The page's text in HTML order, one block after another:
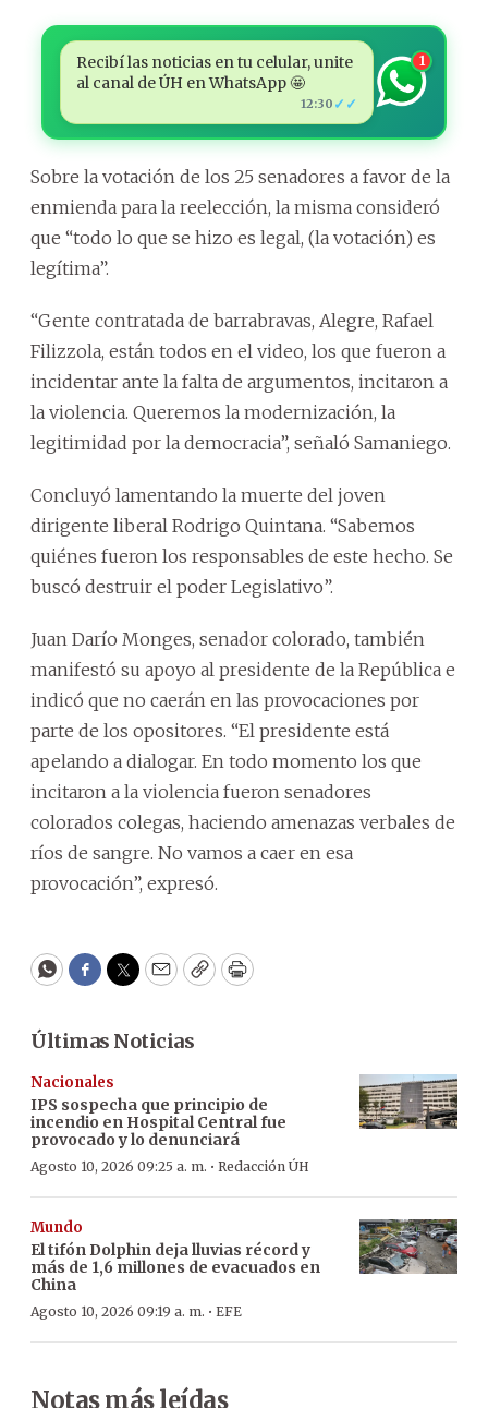
Recibí las noticias en tu celular, unite
al canal de ÚH en WhatsApp 🤩
12:30 ✓✓
1
Sobre la votación de los 25 senadores a favor de la
enmienda para la reelección, la misma consideró
que “todo lo que se hizo es legal, (la votación) es
legítima”.
“Gente contratada de barrabravas, Alegre, Rafael
Filizzola, están todos en el video, los que fueron a
incidentar ante la falta de argumentos, incitaron a
la violencia. Queremos la modernización, la
legitimidad por la democracia”, señaló Samaniego.
Concluyó lamentando la muerte del joven
dirigente liberal Rodrigo Quintana. “Sabemos
quiénes fueron los responsables de este hecho. Se
buscó destruir el poder Legislativo”.
Juan Darío Monges, senador colorado, también
manifestó su apoyo al presidente de la República e
indicó que no caerán en las provocaciones por
parte de los opositores. “El presidente está
apelando a dialogar. En todo momento los que
incitaron a la violencia fueron senadores
colorados colegas, haciendo amenazas verbales de
ríos de sangre. No vamos a caer en esa
provocación”, expresó.
WhatsApp
Facebook
Twitter
EmailCopyPrint
Últimas Noticias
Nacionales
IPS sospecha que principio de
incendio en Hospital Central fue
provocado y lo denunciará
Agosto 10, 2026 09:25 a. m. · Redacción ÚH
Mundo
El tifón Dolphin deja lluvias récord y
más de 1,6 millones de evacuados en
China
Agosto 10, 2026 09:19 a. m. · EFE
Notas más leídas